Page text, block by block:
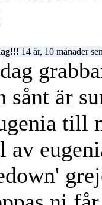
14 år, 10 månader
sånt är
till